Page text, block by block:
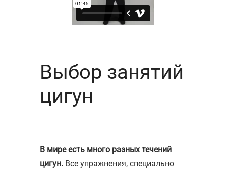
Выбор занятий
цигун
В мире есть много разных течений
цигун. Все упражнения, специально